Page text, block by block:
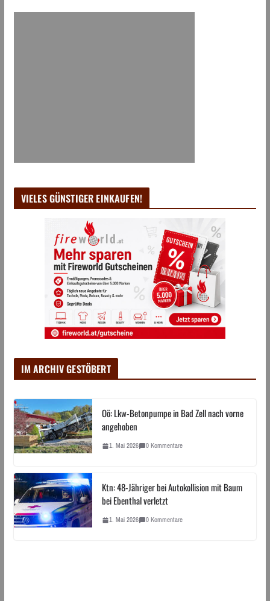
VIELES GÜNSTIGER EINKAUFEN!
IM ARCHIV GESTÖBERT
Oö: Lkw-Betonpumpe in Bad Zell nach vorne
angehoben
1. Mai 2026 0 Kommentare
Ktn: 48-Jähriger bei Autokollision mit Baum
bei Ebenthal verletzt
1. Mai 2026 0 Kommentare